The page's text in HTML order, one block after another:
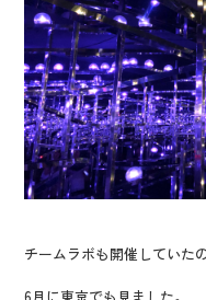
チームラボも開催していた